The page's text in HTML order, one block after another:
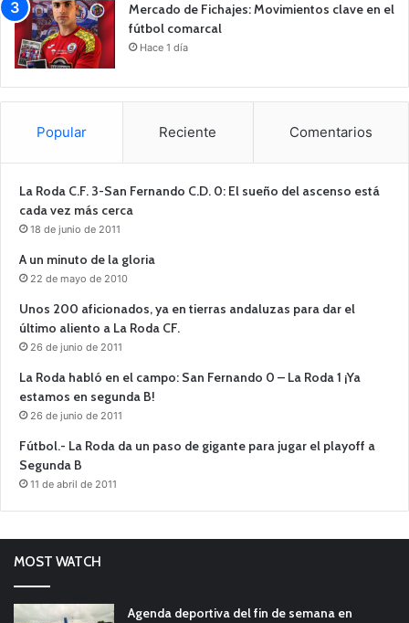
Mercado de Fichajes: Movimientos clave en el
fútbol comarcal
Hace 1 día
Popular Reciente Comentarios
La Roda C.F. 3-San Fernando C.D. 0: El sueño del ascenso está
cada vez más cerca
18 de junio de 2011
A un minuto de la gloria
22 de mayo de 2010
Unos 200 aficionados, ya en tierras andaluzas para dar el
último aliento a La Roda CF.
26 de junio de 2011
La Roda habló en el campo: San Fernando 0 – La Roda 1 ¡Ya
estamos en segunda B!
26 de junio de 2011
Fútbol.- La Roda da un paso de gigante para jugar el playoff a
Segunda B
11 de abril de 2011
MOST WATCH
Agenda deportiva del fin de semana en